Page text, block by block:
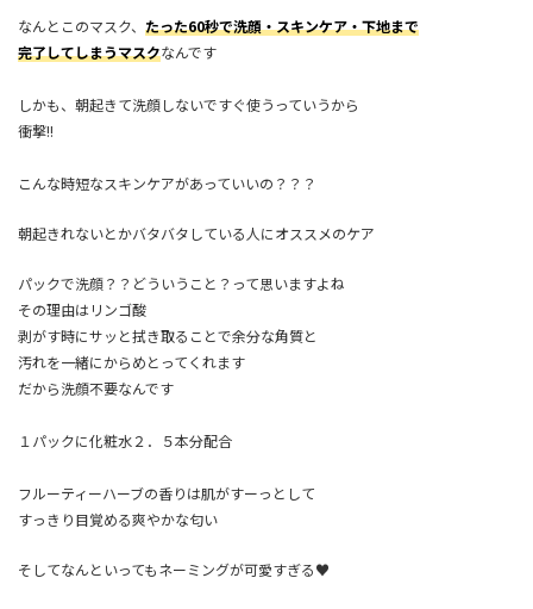
なんとこのマスク、 たった60秒で洗顔・スキンケア・下地まで
完了してしまうマスクなんです
しかも、朝起きて洗顔しないですぐ使うっていうから
衝撃!!
こんな時短なスキンケアがあっていいの？？？
朝起きれないとかバタバタしている人にオススメのケア
パックで洗顔？？どういうこと？って思いますよね
その理由はリンゴ酸
剥がす時にサッと拭き取ることで余分な角質と
汚れを一緒にからめとってくれます
だから洗顔不要なんです
１パックに化粧水２．５本分配合
フルーティーハーブの香りは肌がすーっとして
すっきり目覚める爽やかな匂い
そしてなんといってもネーミングが可愛すぎる♥